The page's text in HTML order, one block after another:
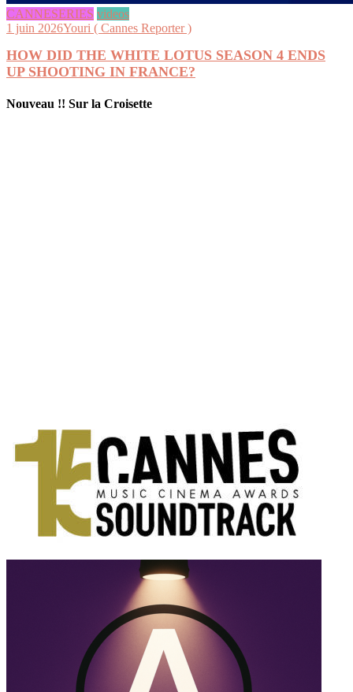
CANNESERIES videos
1 juin 2026Youri ( Cannes Reporter )
HOW DID THE WHITE LOTUS SEASON 4 ENDS
UP SHOOTING IN FRANCE?
Nouveau !! Sur la Croisette